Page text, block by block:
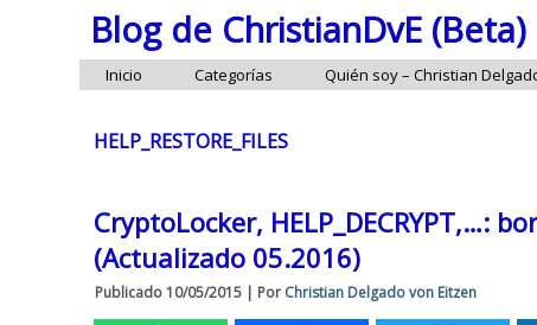
Blog de ChristianDvE (Beta)
Inicio Categorías Quién soy – Christian
HELP_RESTORE_FILES
CryptoLocker, HELP_DECRYPT,…:
(Actualizado 05.2016)
Publicado10/05/2015 | Por Christian Delgado von Eitzen